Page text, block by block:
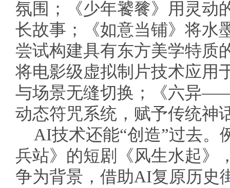
氛围；《少年饕餮》用灵动
长故事；《如意当铺》将水
尝试构建具有东方美学特质
将电影级虚拟制片技术应用
与场景无缝切换；《六异
动态符咒系统，赋予传统神
AI技术还能“创造”过去。
兵站》的短剧《风生水起》
争为背景，借助AI复原历史